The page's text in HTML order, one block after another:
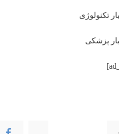
تکنولوژی
پزشکی